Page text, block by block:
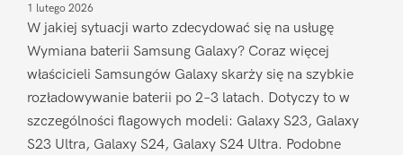
1 lutego 2026
W jakiej sytuacji warto zdecydować się na usługę
Wymiana baterii Samsung Galaxy? Coraz więcej
właścicieli Samsungów Galaxy skarży się na szybkie
rozładowywanie baterii po 2–3 latach. Dotyczy to w
szczególności flagowych modeli: Galaxy S23, Galaxy
S23 Ultra, Galaxy S24, Galaxy S24 Ultra. Podobne